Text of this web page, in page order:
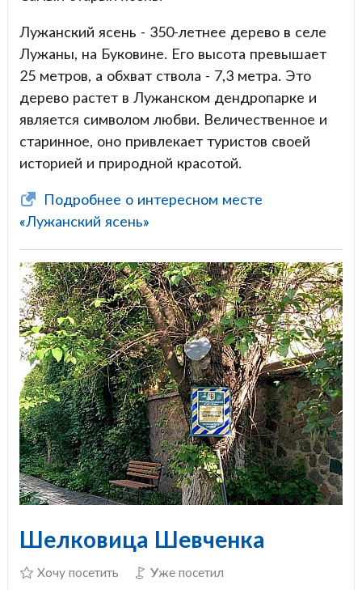
Лужанский ясень - 350-летнее дерево в селе
Лужаны, на Буковине. Его высота превышает
25 метров, а обхват ствола - 7,3 метра. Это
дерево растет в Лужанском дендропарке и
является символом любви. Величественное и
старинное, оно привлекает туристов своей
историей и природной красотой.
Подробнее о интересном месте
«Лужанский ясень»
Шелковица Шевченка
Хочу посетить Уже посетил